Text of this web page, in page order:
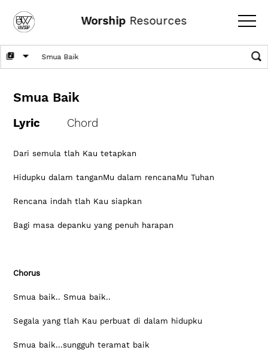
Worship Resources
Smua Baik
Lyric Chord
Dari semula tlah Kau tetapkan
Hidupku dalam tanganMu dalam rencanaMu Tuhan
Rencana indah tlah Kau siapkan
Bagi masa depanku yang penuh harapan
Chorus
Smua baik.. Smua baik..
Segala yang tlah Kau perbuat di dalam hidupku
Smua baik...sungguh teramat baik